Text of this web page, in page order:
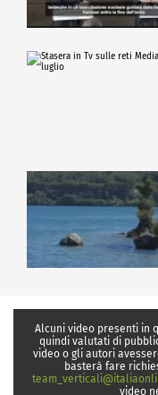
Alcuni video presenti in
quindi valutati di
video o gli autori
basterà fare
video